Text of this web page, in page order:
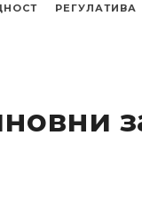
РЕГУЛАТИВА